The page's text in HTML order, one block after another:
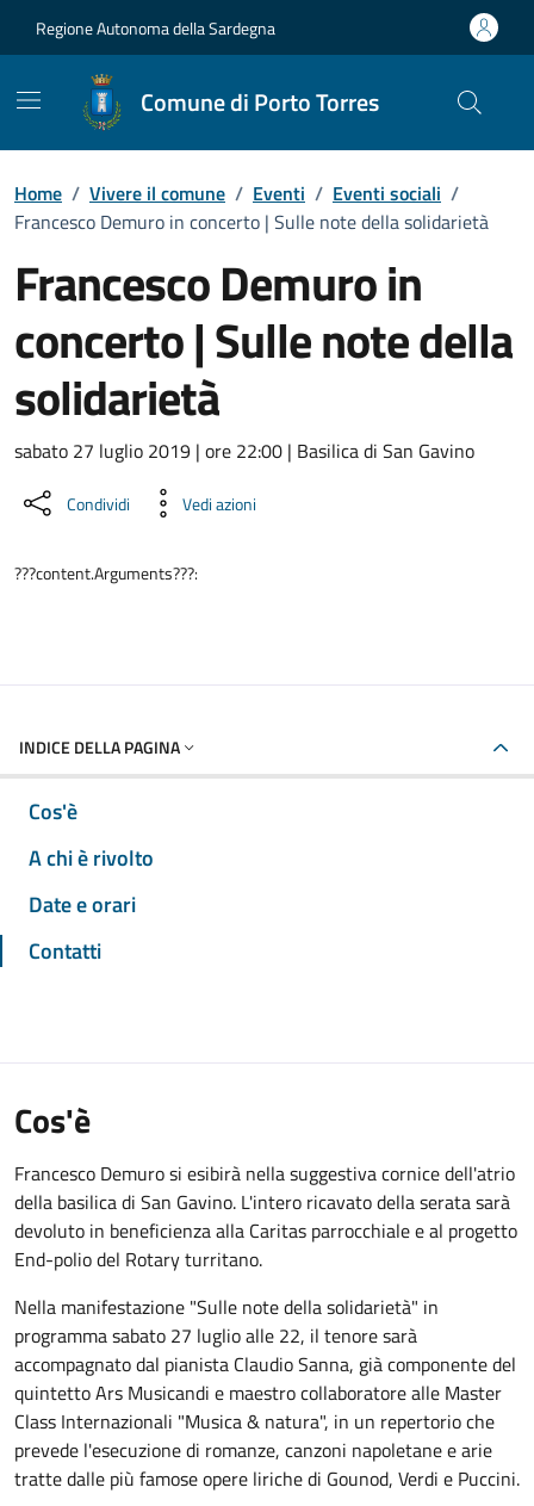
Regione Autonoma della Sardegna
Comune di Porto Torres
Home / Vivere il comune / Eventi / Eventi sociali /
Francesco Demuro in concerto | Sulle note della solidarietà
Francesco Demuro in
concerto | Sulle note della
solidarietà
Dettaglio dell'evento
sabato 27 luglio 2019 | ore 22:00 | Basilica di San Gavino
Condividi Vedi azioni
???content.Arguments???:
INDICE DELLA PAGINA
Cos'è
A chi è rivolto
Date e orari
Contatti
Cos'è
Francesco Demuro si esibirà nella suggestiva cornice dell'atrio
della basilica di San Gavino. L'intero ricavato della serata sarà
devoluto in beneficienza alla Caritas parrocchiale e al progetto
End-polio del Rotary turritano.
Nella manifestazione "Sulle note della solidarietà" in
programma sabato 27 luglio alle 22, il tenore sarà
accompagnato dal pianista Claudio Sanna, già componente del
quintetto Ars Musicandi e maestro collaboratore alle Master
Class Internazionali "Musica & natura", in un repertorio che
prevede l'esecuzione di romanze, canzoni napoletane e arie
tratte dalle più famose opere liriche di Gounod, Verdi e Puccini.